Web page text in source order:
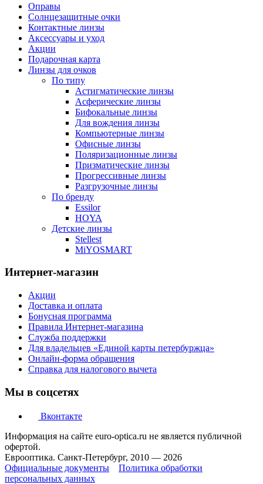
Оправы
Солнцезащитные очки
Контактные линзы
Аксессуары и уход
Акции
Подарочная карта
Линзы для очков
По типу
Астигматические линзы
Асферические линзы
Бифокальные линзы
Для вождения линзы
Компьютерные линзы
Офисные линзы
Поляризационные линзы
Призматические линзы
Прогрессивные линзы
Разгрузочные линзы
По бренду
Essilor
HOYA
Детские линзы
Stellest
MiYOSMART
Интернет-магазин
Акции
Доставка и оплата
Бонусная программа
Правила Интернет-магазина
Служба поддержки
Для владельцев «Единой карты петербуржца»
Онлайн-форма обращения
Справка для налогового вычета
Мы в соцсетях
Вконтакте
Информация на сайте euro-optica.ru не является публичной
офертой.
Еврооптика. Санкт-Петербург, 2010 — 2026
Официальные документы
Политика обработки
персональных данных